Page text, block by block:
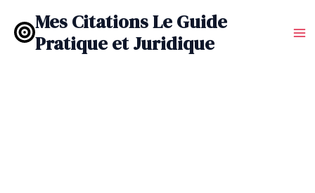
contenu
Mes Citations Le Guide
Pratique et Juridique